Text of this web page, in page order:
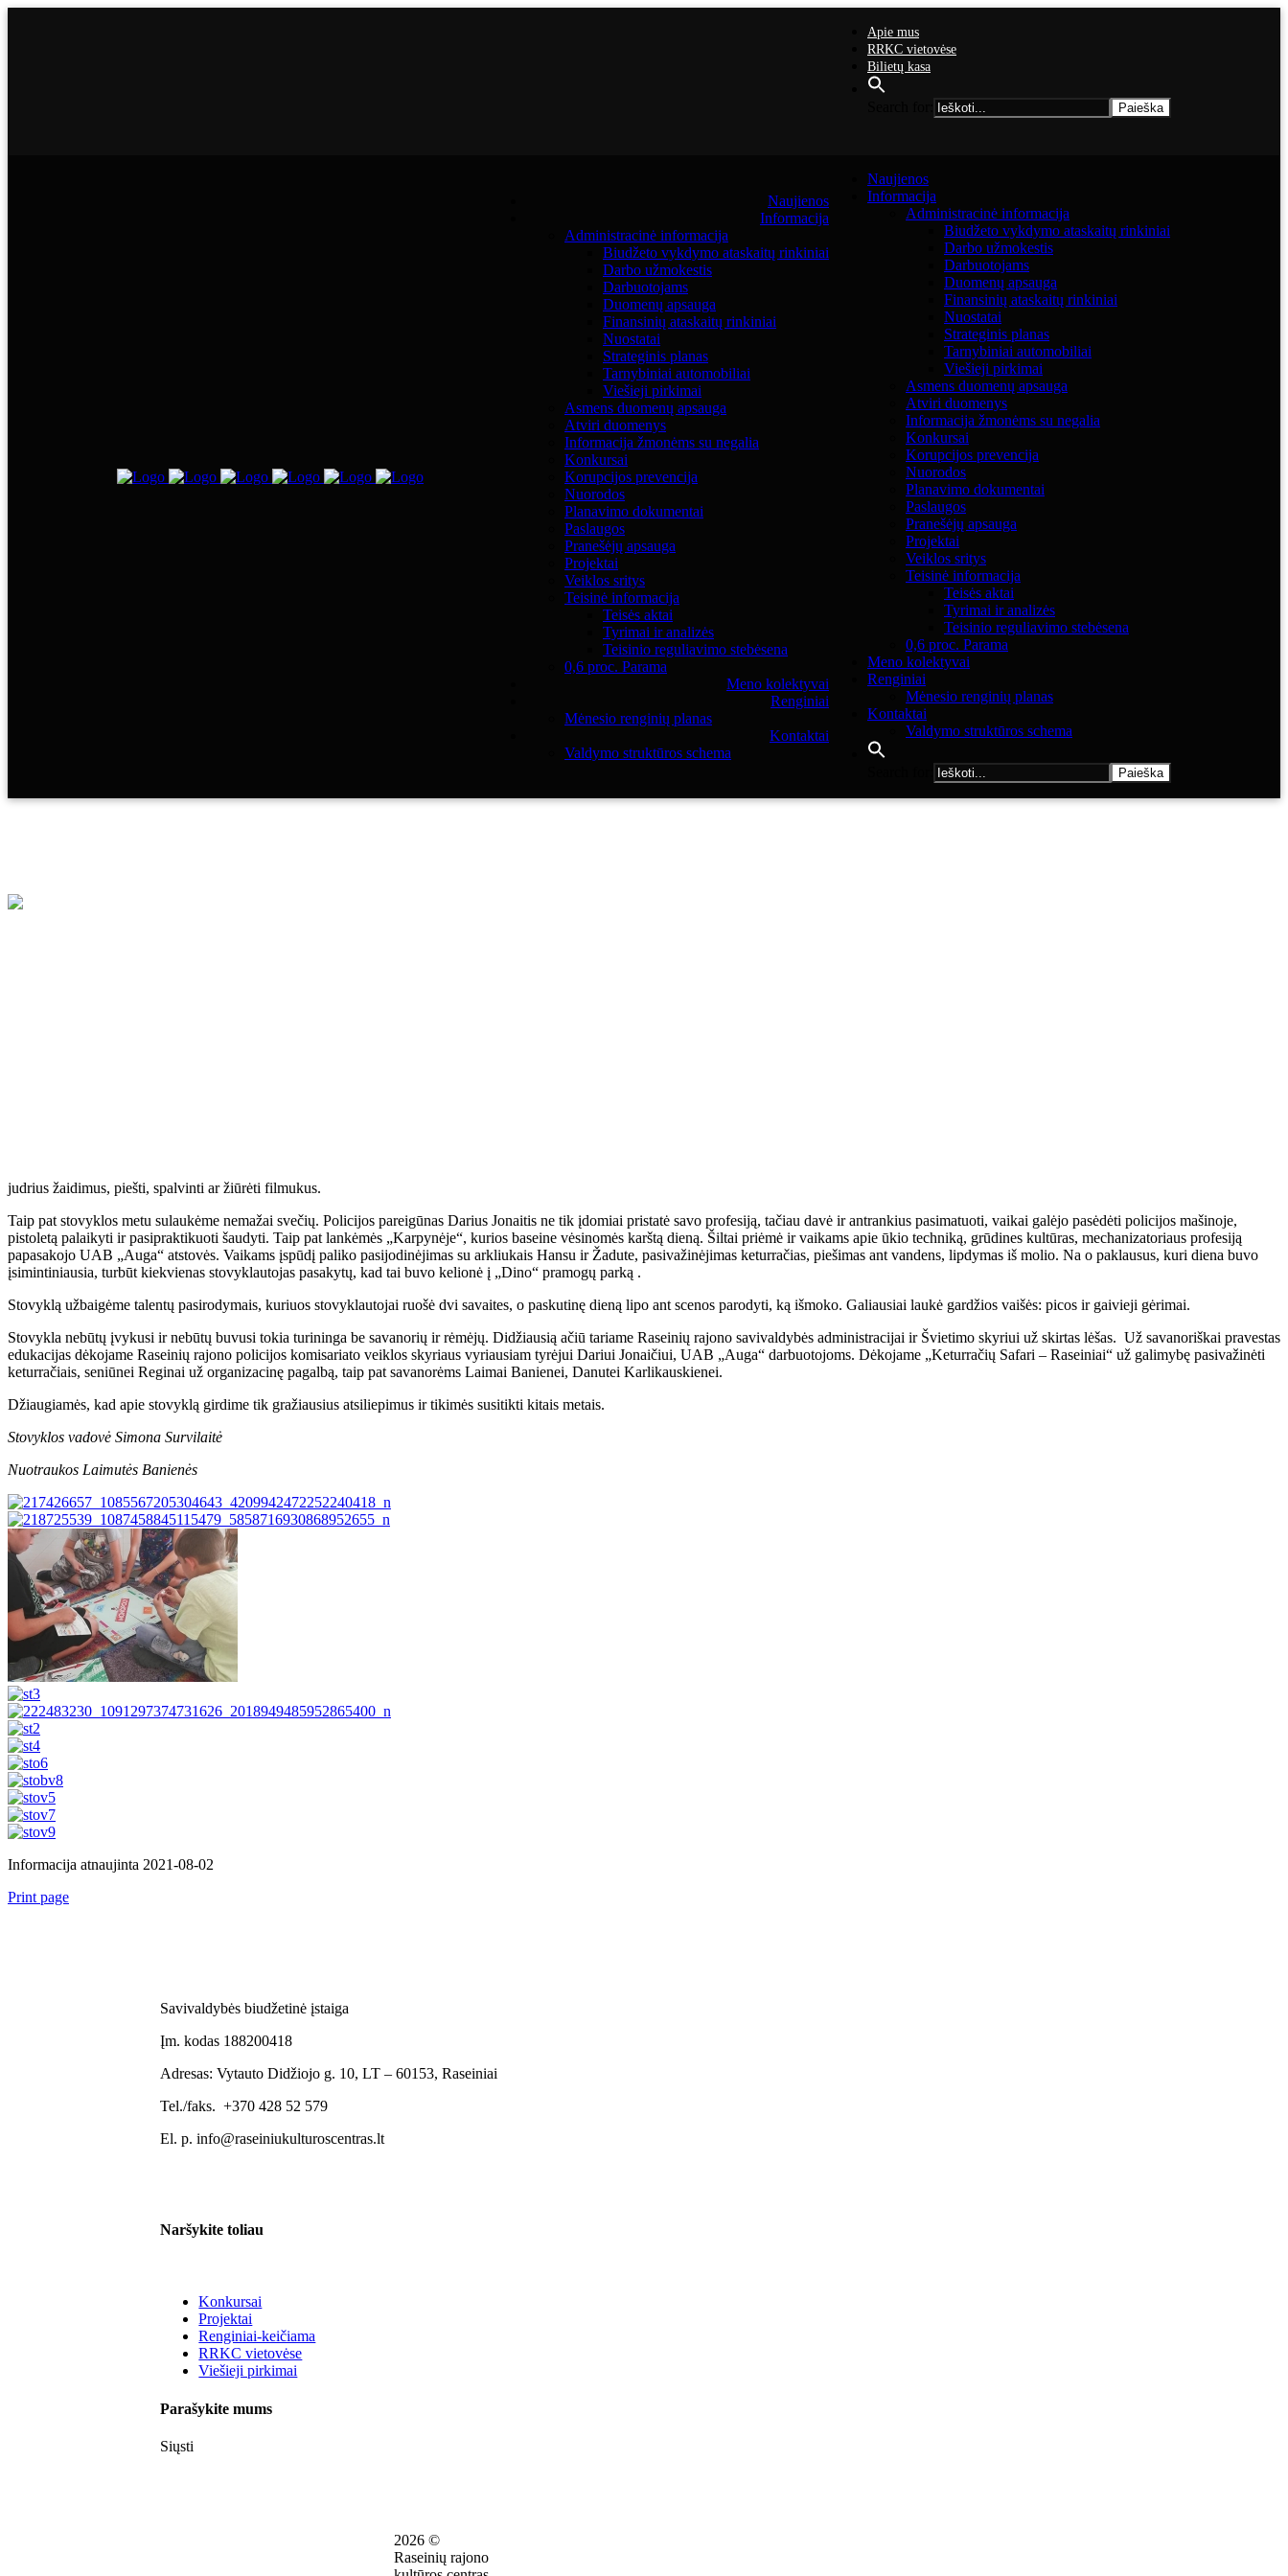
Apie mus
RRKC vietovėse
Bilietų kasa
Naujienos
Informacija
Administracinė informacija
Biudžeto vykdymo ataskaitų rinkiniai
Darbo užmokestis
Darbuotojams
Duomenų apsauga
Finansinių ataskaitų rinkiniai
Nuostatai
Strateginis planas
Tarnybiniai automobiliai
Viešieji pirkimai
Asmens duomenų apsauga
Atviri duomenys
Informacija žmonėms su negalia
Konkursai
Korupcijos prevencija
Nuorodos
Planavimo dokumentai
Paslaugos
Pranešėjų apsauga
Projektai
Veiklos sritys
Teisinė informacija
Teisės aktai
Tyrimai ir analizės
Teisinio reguliavimo stebėsena
0,6 proc. Parama
Meno kolektyvai
Renginiai
Mėnesio renginių planas
Kontaktai
Valdymo struktūros schema
Naujienos
Informacija
Administracinė informacija
Biudžeto vykdymo ataskaitų rinkiniai
Darbo užmokestis
Darbuotojams
Duomenų apsauga
Finansinių ataskaitų rinkiniai
Nuostatai
Strateginis planas
Tarnybiniai automobiliai
Viešieji pirkimai
Asmens duomenų apsauga
Atviri duomenys
Informacija žmonėms su negalia
Konkursai
Korupcijos prevencija
Nuorodos
Planavimo dokumentai
Paslaugos
Pranešėjų apsauga
Projektai
Veiklos sritys
Teisinė informacija
Teisės aktai
Tyrimai ir analizės
Teisinio reguliavimo stebėsena
0,6 proc. Parama
Meno kolektyvai
Renginiai
Mėnesio renginių planas
Kontaktai
Valdymo struktūros schema
judrius žaidimus, piešti, spalvinti ar žiūrėti filmukus.
Taip pat stovyklos metu sulaukėme nemažai svečių. Policijos pareigūnas Darius Jonaitis ne tik įdomiai pristatė savo profesiją, tačiau davė ir antrankius pasimatuoti, vaikai galėjo pasėdėti policijos mašinoje,
pistoletą palaikyti ir pasipraktikuoti šaudyti. Taip pat lankėmės „Karpynėje“, kurios baseine vėsinomės karštą dieną. Šiltai priėmė ir vaikams apie ūkio techniką, grūdines kultūras, mechanizatoriaus profesiją
papasakojo UAB „Auga“ atstovės. Vaikams įspūdį paliko pasijodinėjimas su arkliukais Hansu ir Žadute, pasivažinėjimas keturračias, piešimas ant vandens, lipdymas iš molio. Na o paklausus, kuri diena buvo
įsimintiniausia, turbūt kiekvienas stovyklautojas pasakytų, kad tai buvo kelionė į „Dino“ pramogų parką .
Stovyklą užbaigėme talentų pasirodymais, kuriuos stovyklautojai ruošė dvi savaites, o paskutinę dieną lipo ant scenos parodyti, ką išmoko. Galiausiai laukė gardžios vaišės: picos ir gaivieji gėrimai.
Stovykla nebūtų įvykusi ir nebūtų buvusi tokia turininga be savanorių ir rėmėjų. Didžiausią ačiū tariame Raseinių rajono savivaldybės administracijai ir Švietimo skyriui už skirtas lėšas. Už savanoriškai pravestas
edukacijas dėkojame Raseinių rajono policijos komisariato veiklos skyriaus vyriausiam tyrėjui Dariui Jonaičiui, UAB „Auga“ darbuotojoms. Dėkojame „Keturračių Safari – Raseiniai“ už galimybę pasivažinėti
keturračiais, seniūnei Reginai už organizacinę pagalbą, taip pat savanorėms Laimai Banienei, Danutei Karlikauskienei.
Džiaugiamės, kad apie stovyklą girdime tik gražiausius atsiliepimus ir tikimės susitikti kitais metais.
Stovyklos vadovė Simona Survilaitė
Nuotraukos Laimutės Banienės
Informacija atnaujinta 2021-08-02
Print page
Savivaldybės biudžetinė įstaiga
Įm. kodas 188200418
Adresas: Vytauto Didžiojo g. 10, LT – 60153, Raseiniai
Tel./faks. +370 428 52 579
El. p. info@raseiniukulturoscentras.lt
Naršykite toliau
Konkursai
Projektai
Renginiai-keičiama
RRKC vietovėse
Viešieji pirkimai
Parašykite mums
Siųsti
2026 ©
Raseinių rajono